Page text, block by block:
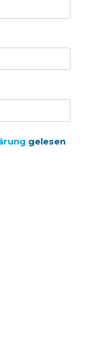
gelesen